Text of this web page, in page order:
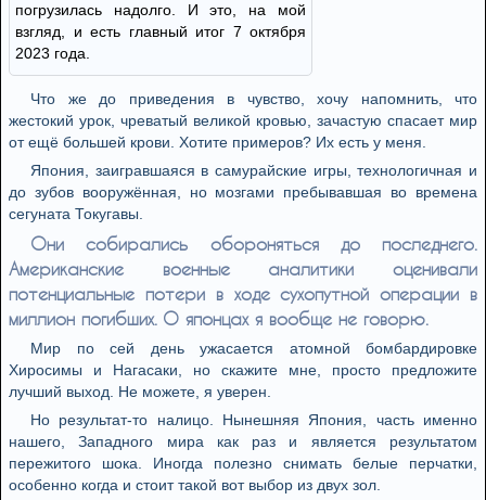
погрузилась надолго. И это, на мой
взгляд, и есть главный итог 7 октября
2023 года.
Что же до приведения в чувство, хочу напомнить, что
жестокий урок, чреватый великой кровью, зачастую спасает мир
от ещё большей крови. Хотите примеров? Их есть у меня.
Япония, заигравшаяся в самурайские игры, технологичная и
до зубов вооружённая, но мозгами пребывавшая во времена
сегуната Токугавы.
Они собирались обороняться до последнего.
Американские военные аналитики оценивали
потенциальные потери в ходе сухопутной операции в
миллион погибших. О японцах я вообще не говорю.
Мир по сей день ужасается атомной бомбардировке
Хиросимы и Нагасаки, но скажите мне, просто предложите
лучший выход. Не можете, я уверен.
Но результат-то налицо. Нынешняя Япония, часть именно
нашего, Западного мира как раз и является результатом
пережитого шока. Иногда полезно снимать белые перчатки,
особенно когда и стоит такой вот выбор из двух зол.